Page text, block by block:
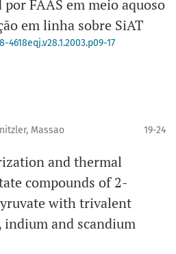
FAAS em meio aquoso
em linha sobre SiAT
17
Massao
19-24
and thermal
compounds of 2-
with trivalent
and scandium